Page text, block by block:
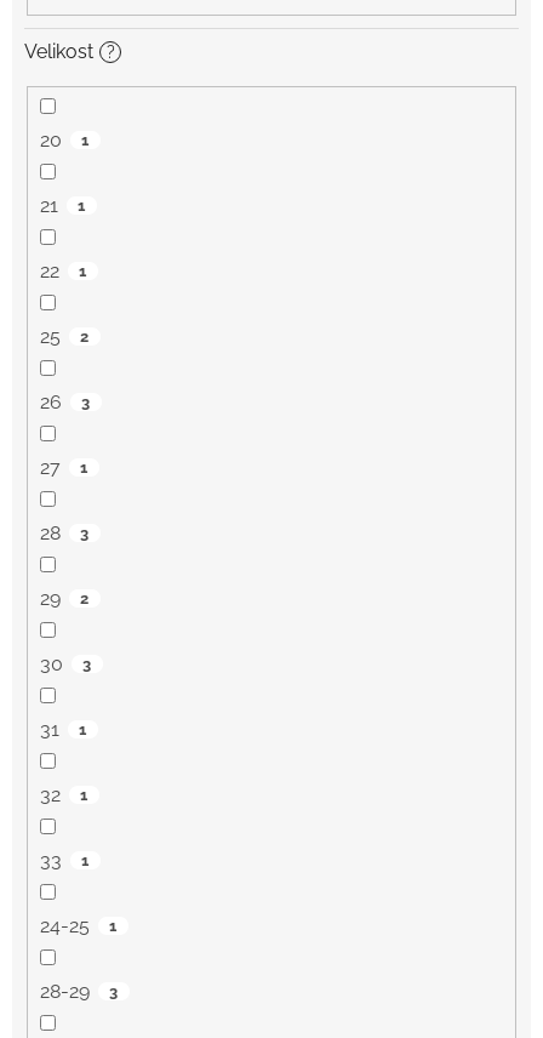
Velikost ?
20 1
21 1
22 1
25 2
26 3
27 1
28 3
29 2
30 3
31 1
32 1
33 1
24-25 1
28-29 3